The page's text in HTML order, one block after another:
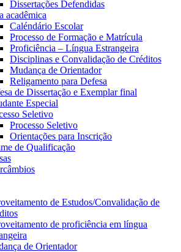
Dissertações Defendidas
acadêmica
Caléndário Escolar
Processo de Formação e Matrícula
Proficiência – Língua Estrangeira
Disciplinas e Convalidação de Créditos
Mudança de Orientador
Religamento para Defesa
de Dissertação e Exemplar final
Especial
Seletivo
Processo Seletivo
Orientações para Inscrição
de Qualificação
de Estudos/Convalidação de
de proficiência em língua
de Orientador